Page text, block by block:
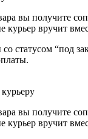
вы получите
курьер вручит
статусом “под
вы получите
курьер вручит